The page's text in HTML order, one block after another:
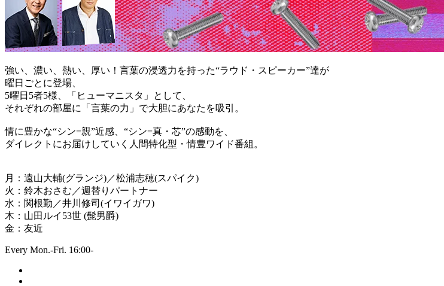
強い、濃い、熱い、厚い！言葉の浸透力を持った“ラウド・スピーカー”達が
曜日ごとに登場、
5曜日5者5様、「ヒューマニスタ」として、
それぞれの部屋に「言葉の力」で大胆にあなたを吸引。
情に豊かな“シン=親”近感、“シン=真・芯”の感動を、
ダイレクトにお届けしていく人間特化型・情豊ワイド番組。
月：遠山大輔(グランジ)／松浦志穂(スパイク)
火：鈴木おさむ／週替りパートナー
水：関根勤／井川修司(イワイガワ)
木：山田ルイ53世 (髭男爵)
金：友近
Every Mon.-Fri. 16:00-